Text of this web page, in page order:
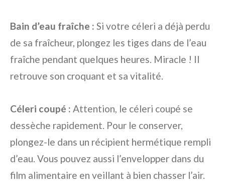
Bain d’eau fraîche : Si votre céleri a déjà perdu
de sa fraîcheur, plongez les tiges dans de l’eau
fraîche pendant quelques heures. Miracle ! Il
retrouve son croquant et sa vitalité.
Céleri coupé : Attention, le céleri coupé se
dessèche rapidement. Pour le conserver,
plongez-le dans un récipient hermétique rempli
d’eau. Vous pouvez aussi l’envelopper dans du
film alimentaire en veillant à bien chasser l’air.